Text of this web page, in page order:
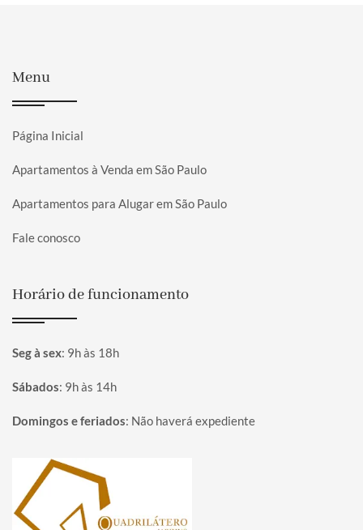
Menu
Página Inicial
Apartamentos à Venda em São Paulo
Apartamentos para Alugar em São Paulo
Fale conosco
Horário de funcionamento
Seg à sex: 9h às 18h
Sábados: 9h às 14h
Domingos e feriados: Não haverá expediente
Página inicial